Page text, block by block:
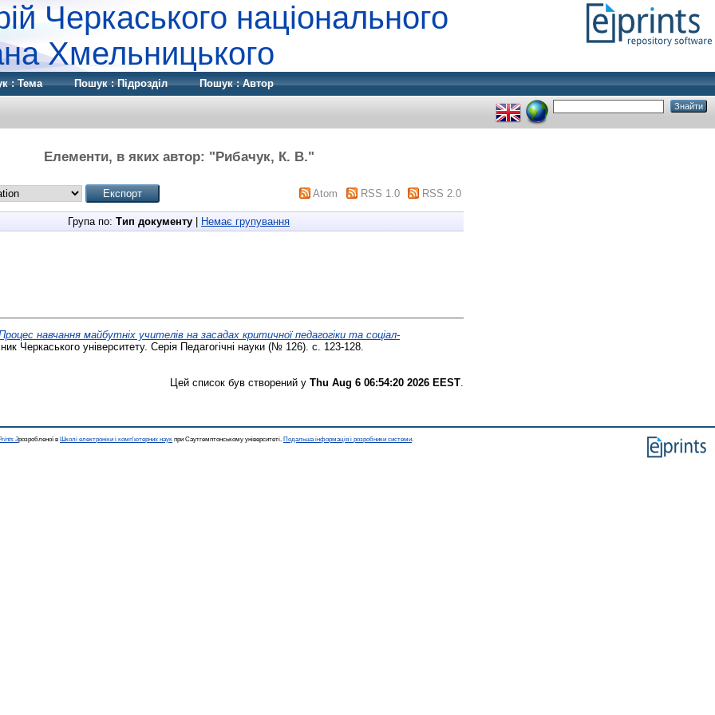
Черкаського національного
Хмельницького
: Тема Пошук : Підрозділ Пошук : Автор
Елементи, в яких автор: "Рибачук, К. В."
Atom RSS 1.0 RSS 2.0
Група по: Тип документу Немає групування
навчання майбутніх учителів на засадах критичної педагогіки та соціал-
Черкаського університету. Серія Педагогічні науки (№ 126). с. 123-128.
Цей список був створений у Thu Aug 6 06:54:20 2026 EEST
3розробленої в Школі електроніки і комп'ютерних наук при Саутгемптонському університеті. Подальша інформація і розробники системи